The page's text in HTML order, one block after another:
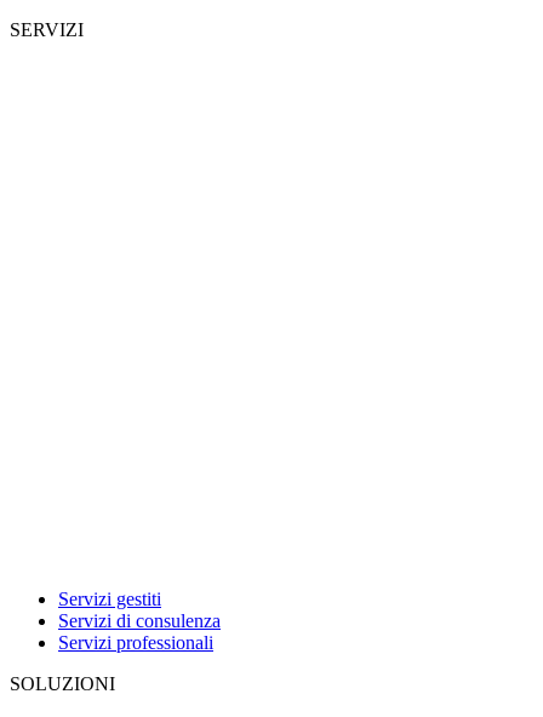
SERVIZI
Servizi gestiti
Servizi di consulenza
Servizi professionali
SOLUZIONI